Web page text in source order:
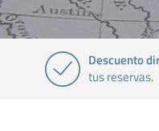
Descuento
tus reservas.